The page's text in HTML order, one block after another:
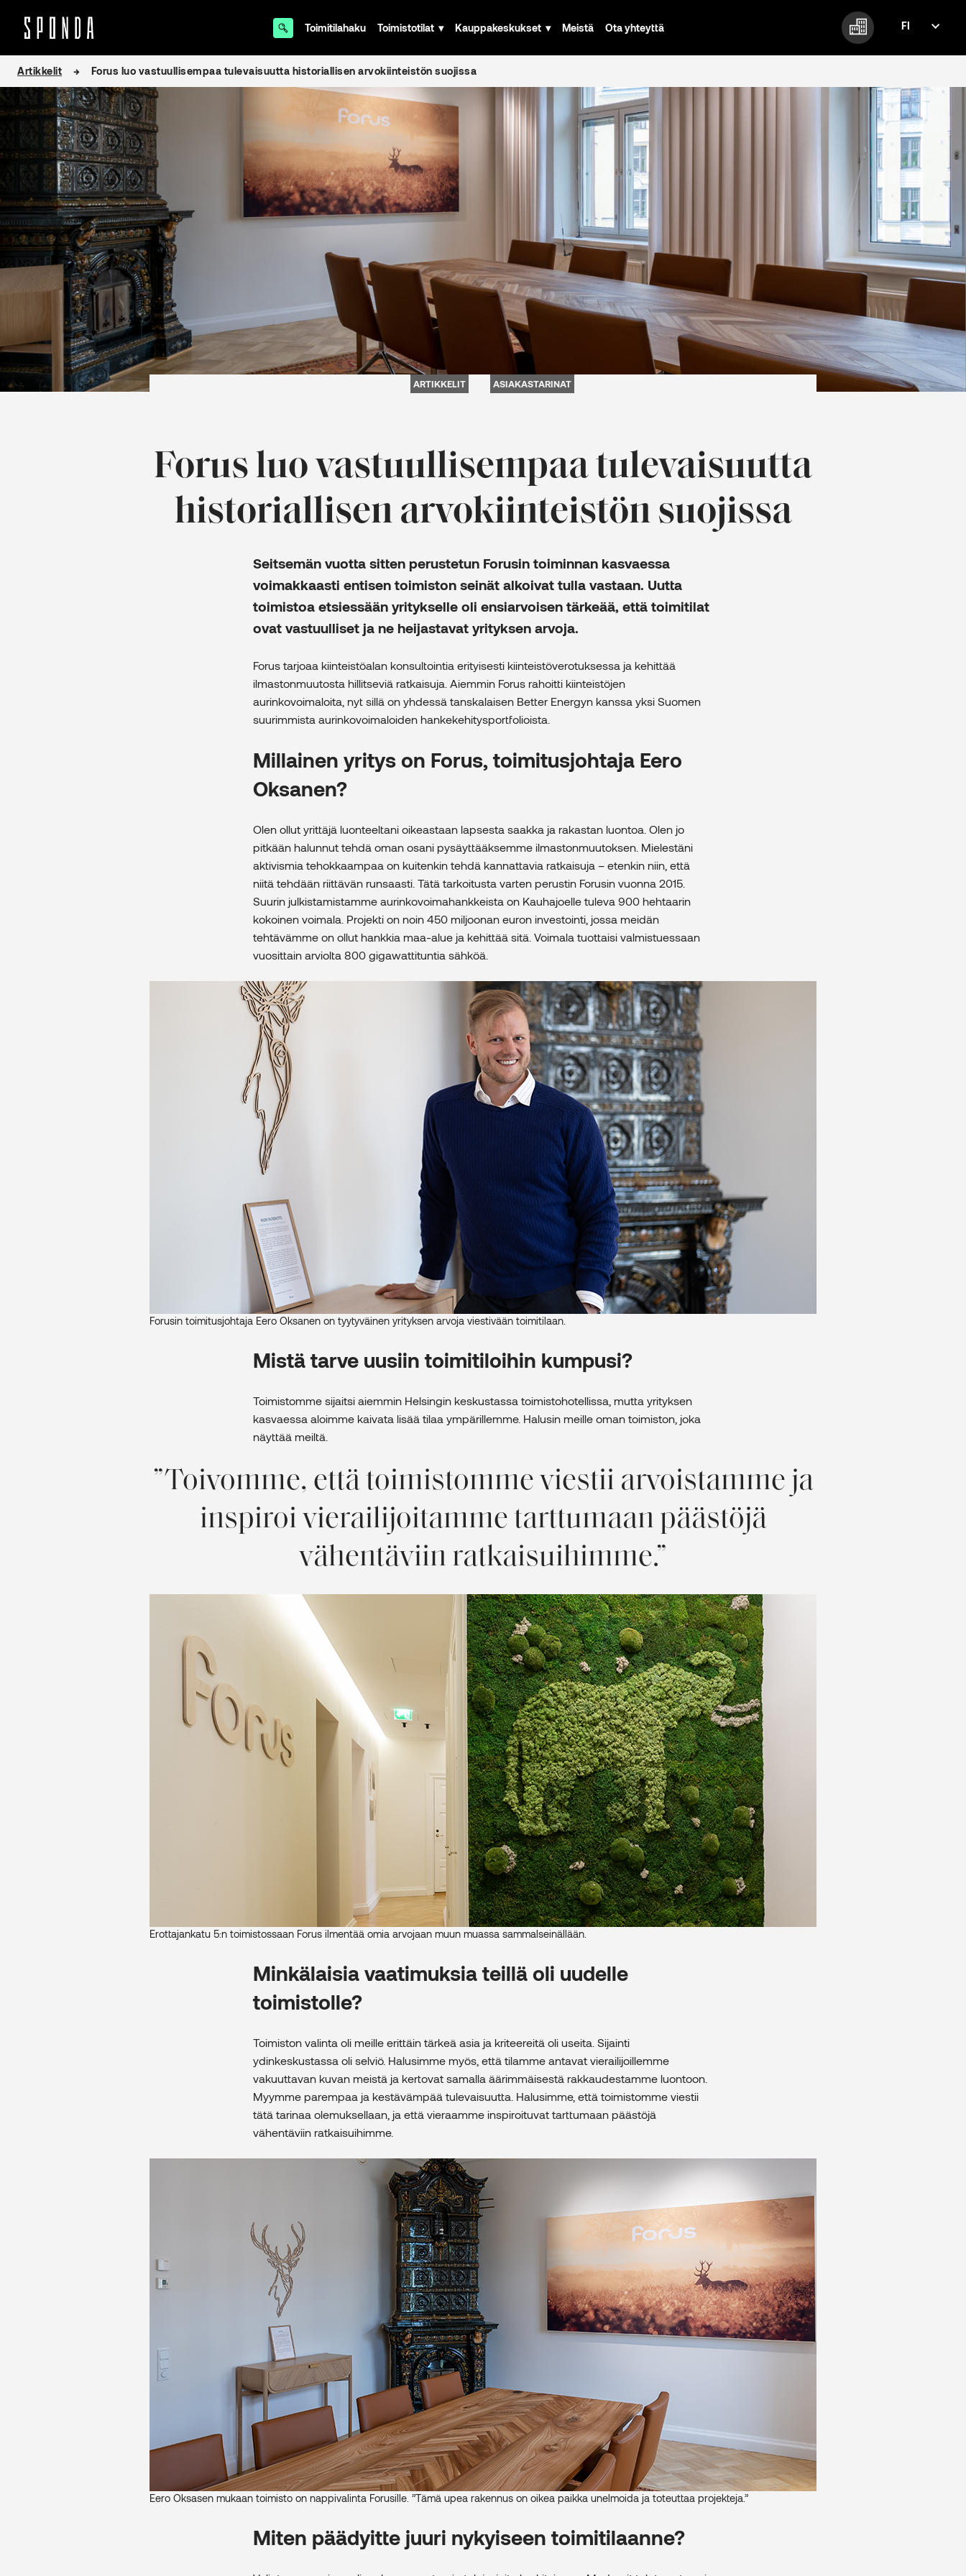
Toimitilahaku Toimistotilat Kauppakeskukset Meistä Ota yhteyttä
FI
sisältöön
Artikkelit Forus luo vastuullisempaa tulevaisuutta historiallisen arvokiinteistön suojissa
ARTIKKELIT ASIAKASTARINAT
Forus luo vastuullisempaa tulevaisuutta
historiallisen arvokiinteistön suojissa
Seitsemän vuotta sitten perustetun Forusin toiminnan kasvaessa
voimakkaasti entisen toimiston seinät alkoivat tulla vastaan. Uutta
toimistoa etsiessään yritykselle oli ensiarvoisen tärkeää, että toimitilat
ovat vastuulliset ja ne heijastavat yrityksen arvoja.
Forus tarjoaa kiinteistöalan konsultointia erityisesti kiinteistöverotuksessa ja kehittää
ilmastonmuutosta hillitseviä ratkaisuja. Aiemmin Forus rahoitti kiinteistöjen
aurinkovoimaloita, nyt sillä on yhdessä tanskalaisen Better Energyn kanssa yksi Suomen
suurimmista aurinkovoimaloiden hankekehitysportfolioista.
Millainen yritys on Forus, toimitusjohtaja Eero
Oksanen?
Olen ollut yrittäjä luonteeltani oikeastaan lapsesta saakka ja rakastan luontoa. Olen jo
pitkään halunnut tehdä oman osani pysäyttääksemme ilmastonmuutoksen. Mielestäni
aktivismia tehokkaampaa on kuitenkin tehdä kannattavia ratkaisuja ­– etenkin niin, että
niitä tehdään riittävän runsaasti. Tätä tarkoitusta varten perustin Forusin vuonna 2015.
Suurin julkistamistamme aurinkovoimahankkeista on Kauhajoelle tuleva 900 hehtaarin
kokoinen voimala. Projekti on noin 450 miljoonan euron investointi, jossa meidän
tehtävämme on ollut hankkia maa-alue ja kehittää sitä. Voimala tuottaisi valmistuessaan
vuosittain arviolta 800 gigawattituntia sähköä.
Forusin toimitusjohtaja Eero Oksanen on tyytyväinen yrityksen arvoja viestivään toimitilaan.
Mistä tarve uusiin toimitiloihin kumpusi?
Toimistomme sijaitsi aiemmin Helsingin keskustassa toimistohotellissa, mutta yrityksen
kasvaessa aloimme kaivata lisää tilaa ympärillemme. Halusin meille oman toimiston, joka
näyttää meiltä.
Toivomme, että toimistomme viestii arvoistamme ja
inspiroi vierailijoitamme tarttumaan päästöjä
vähentäviin ratkaisuihimme.
Erottajankatu 5:n toimistossaan Forus ilmentää omia arvojaan muun muassa sammalseinällään.
Minkälaisia vaatimuksia teillä oli uudelle
toimistolle?
Toimiston valinta oli meille erittäin tärkeä asia ja kriteereitä oli useita. Sijainti
ydinkeskustassa oli selviö. Halusimme myös, että tilamme antavat vierailijoillemme
vakuuttavan kuvan meistä ja kertovat samalla äärimmäisestä rakkaudestamme luontoon.
Myymme parempaa ja kestävämpää tulevaisuutta. Halusimme, että toimistomme viestii
tätä tarinaa olemuksellaan, ja että vieraamme inspiroituvat tarttumaan päästöjä
vähentäviin ratkaisuihimme.
Eero Oksasen mukaan toimisto on nappivalinta Forusille. ”Tämä upea rakennus on oikea paikka unelmoida ja toteuttaa projekteja.”
Miten päädyitte juuri nykyiseen toimitilaanne?